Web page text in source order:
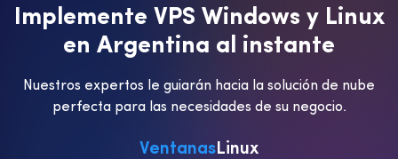
Implemente VPS Windows y Linux
en Argentina al instante
Nuestros expertos le guiarán hacia la solución de nube
perfecta para las necesidades de su negocio.
Ventanas Linux